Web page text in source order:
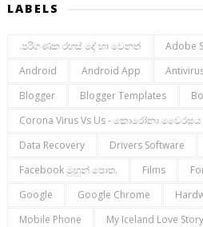
LABELS
.පරිගණක රහස් දේ හා වෙනත් Adobe
Android
Android App
Blogger
Blogger Templates
Corona Virus Vs Us - කොරෝනා වෛරසය
Data Recovery
Drivers Software
Facebook මුහුන් පොත.
Films
Google
Google Chrome
Mobile Phone
My Iceland Love Story